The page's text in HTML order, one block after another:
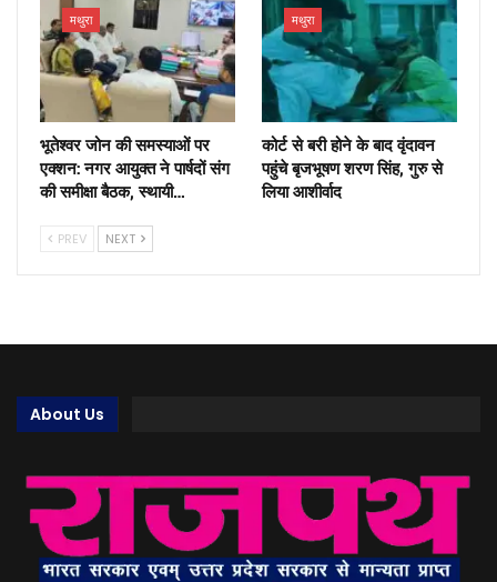
मथुरा
भूतेश्वर जोन की समस्याओं पर
एक्शन: नगर आयुक्त ने पार्षदों संग
की समीक्षा बैठक, स्थायी…
मथुरा
कोर्ट से बरी होने के बाद वृंदावन
पहुंचे बृजभूषण शरण सिंह, गुरु से
लिया आशीर्वाद
PREV NEXT
About Us